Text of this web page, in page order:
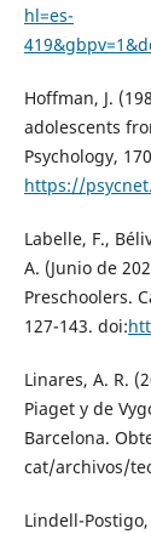
hl=es-
Hoffman, J.
adolescents
Psychology,
https://
Labelle, F.,
A. (Junio de
Preschoolers.
127-143. doi:
Linares, A. R.
Piaget y de
Barcelona.
cat/archivos/
Lindell-